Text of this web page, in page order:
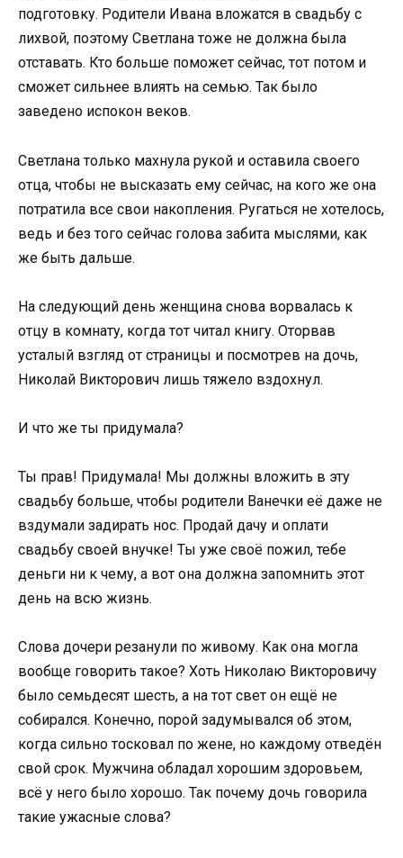
подготовку. Родители Ивана вложатся в свадьбу с
лихвой, поэтому Светлана тоже не должна была
отставать. Кто больше поможет сейчас, тот потом и
сможет сильнее влиять на семью. Так было
заведено испокон веков.
Светлана только махнула рукой и оставила своего
отца, чтобы не высказать ему сейчас, на кого же она
потратила все свои накопления. Ругаться не хотелось,
ведь и без того сейчас голова забита мыслями, как
же быть дальше.
На следующий день женщина снова ворвалась к
отцу в комнату, когда тот читал книгу. Оторвав
усталый взгляд от страницы и посмотрев на дочь,
Николай Викторович лишь тяжело вздохнул.
И что же ты придумала?
Ты прав! Придумала! Мы должны вложить в эту
свадьбу больше, чтобы родители Ванечки её даже не
вздумали задирать нос. Продай дачу и оплати
свадьбу своей внучке! Ты уже своё пожил, тебе
деньги ни к чему, а вот она должна запомнить этот
день на всю жизнь.
Слова дочери резанули по живому. Как она могла
вообще говорить такое? Хоть Николаю Викторовичу
было семьдесят шесть, а на тот свет он ещё не
собирался. Конечно, порой задумывался об этом,
когда сильно тосковал по жене, но каждому отведён
свой срок. Мужчина обладал хорошим здоровьем,
всё у него было хорошо. Так почему дочь говорила
такие ужасные слова?